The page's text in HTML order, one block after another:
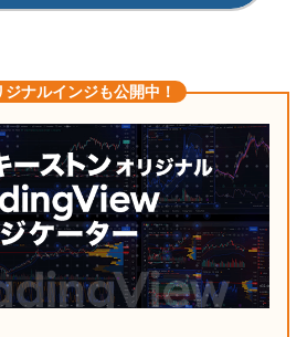
ナルインジも公開中！